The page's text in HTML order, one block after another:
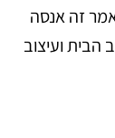
זה אנסה
הבית ועיצוב